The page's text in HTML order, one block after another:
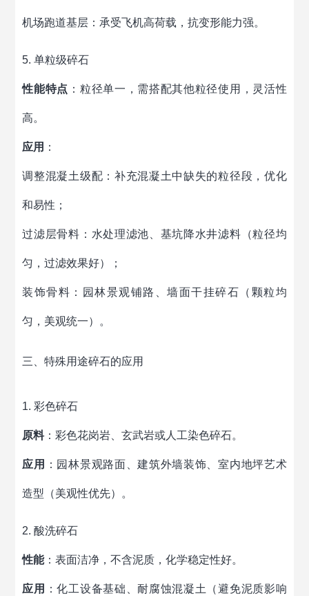
机场跑道基层：承受飞机高荷载，抗变形能力强。
5. 单粒级碎石
性能特点 ：粒径单一，需搭配其他粒径使用，灵活性
高。
应用 ：
调整混凝土级配：补充混凝土中缺失的粒径段，优化
和易性；
过滤层骨料：水处理滤池、基坑降水井滤料（粒径均
匀，过滤效果好）；
装饰骨料：园林景观铺路、墙面干挂碎石（颗粒均
匀，美观统一）。
三、特殊用途碎石的应用
1. 彩色碎石
原料：彩色花岗岩、玄武岩或人工染色碎石。
应用 ：园林景观路面、建筑外墙装饰、室内地坪艺术
造型（美观性优先）。
2. 酸洗碎石
性能：表面洁净，不含泥质，化学稳定性好。
应用 ：化工设备基础、耐腐蚀混凝土（避免泥质影响